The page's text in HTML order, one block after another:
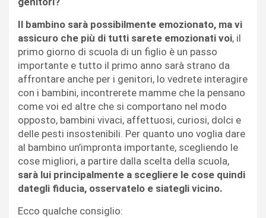
Il bambino sarà possibilmente emozionato, ma vi
assicuro che più di tutti sarete emozionati voi, il
primo giorno di scuola di un figlio è un passo
importante e tutto il primo anno sarà strano da
affrontare anche per i genitori, lo vedrete interagire
con i bambini, incontrerete mamme che la pensano
come voi ed altre che si comportano nel modo
opposto, bambini vivaci, affettuosi, curiosi, dolci e
delle pesti insostenibili. Per quanto uno voglia dare
al bambino un’impronta importante, scegliendo le
cose migliori, a partire dalla scelta della scuola,
sarà lui principalmente a scegliere le cose quindi
dategli fiducia, osservatelo e siategli vicino.
Ecco qualche consiglio: